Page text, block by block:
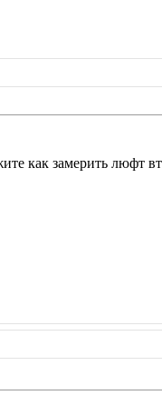
как замерить люфт